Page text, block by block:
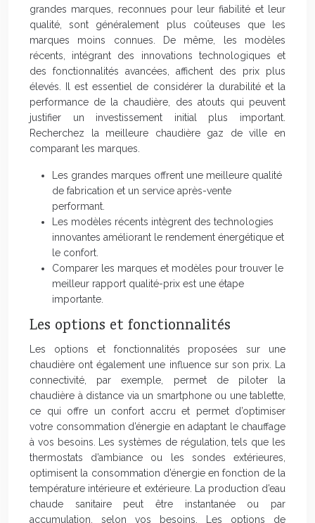
grandes marques, reconnues pour leur fiabilité et leur
qualité, sont généralement plus coûteuses que les
marques moins connues. De même, les modèles
récents, intégrant des innovations technologiques et
des fonctionnalités avancées, affichent des prix plus
élevés. Il est essentiel de considérer la durabilité et la
performance de la chaudière, des atouts qui peuvent
justifier un investissement initial plus important.
Recherchez la meilleure chaudière gaz de ville en
comparant les marques.
Les grandes marques offrent une meilleure qualité
de fabrication et un service après-vente
performant.
Les modèles récents intègrent des technologies
innovantes améliorant le rendement énergétique et
le confort.
Comparer les marques et modèles pour trouver le
meilleur rapport qualité-prix est une étape
importante.
Les options et fonctionnalités
Les options et fonctionnalités proposées sur une
chaudière ont également une influence sur son prix. La
connectivité, par exemple, permet de piloter la
chaudière à distance via un smartphone ou une tablette,
ce qui offre un confort accru et permet d’optimiser
votre consommation d’énergie en adaptant le chauffage
à vos besoins. Les systèmes de régulation, tels que les
thermostats d’ambiance ou les sondes extérieures,
optimisent la consommation d’énergie en fonction de la
température intérieure et extérieure. La production d’eau
chaude sanitaire peut être instantanée ou par
accumulation, selon vos besoins. Les options de